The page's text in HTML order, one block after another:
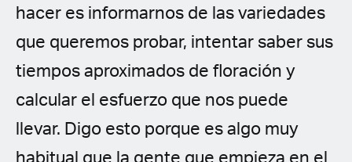
hacer es informarnos de las variedades
que queremos probar, intentar saber sus
tiempos aproximados de floración y
calcular el esfuerzo que nos puede
llevar. Digo esto porque es algo muy
habitual que la gente que empieza en el